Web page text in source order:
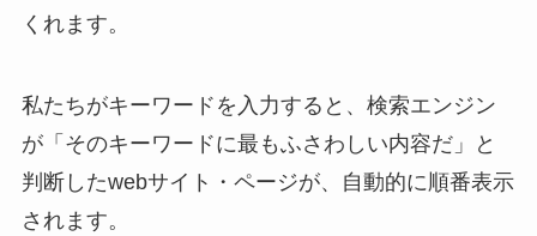
くれます。
私たちがキーワードを入力すると、検索エンジン
が「 そのキーワードに最もふさわしい内容だ」と
判断したwebサイト・ページが、
自動的に順番表示
されます。